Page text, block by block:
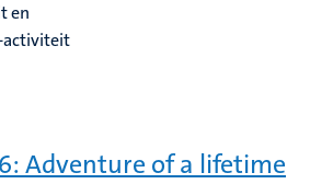
en
activiteit
Adventure of a lifetime